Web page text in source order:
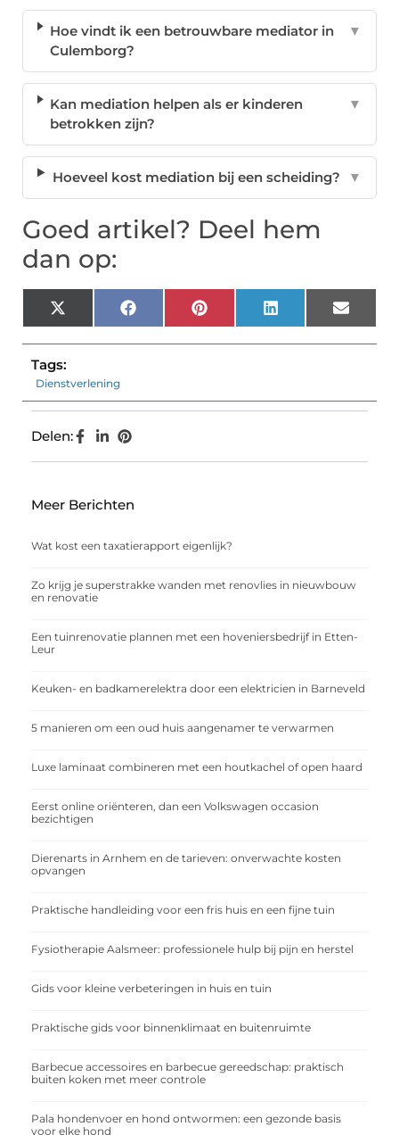
Hoe vindt ik een betrouwbare mediator in
Culemborg?
▼
Kan mediation helpen als er kinderen
betrokken zijn?
▼
Hoeveel kost mediation bij een scheiding? ▼
Goed artikel? Deel hem
dan op:
X
(Twitter)
FacebookPinterest LinkedIn Email
Tags:
Dienstverlening
Delen:
Meer Berichten
Wat kost een taxatierapport eigenlijk?
Zo krijg je superstrakke wanden met renovlies in nieuwbouw
en renovatie
Een tuinrenovatie plannen met een hoveniersbedrijf in Etten-
Leur
Keuken- en badkamerelektra door een elektricien in Barneveld
5 manieren om een oud huis aangenamer te verwarmen
Luxe laminaat combineren met een houtkachel of open haard
Eerst online oriënteren, dan een Volkswagen occasion
bezichtigen
Dierenarts in Arnhem en de tarieven: onverwachte kosten
opvangen
Praktische handleiding voor een fris huis en een fijne tuin
Fysiotherapie Aalsmeer: professionele hulp bij pijn en herstel
Gids voor kleine verbeteringen in huis en tuin
Praktische gids voor binnenklimaat en buitenruimte
Barbecue accessoires en barbecue gereedschap: praktisch
buiten koken met meer controle
Pala hondenvoer en hond ontwormen: een gezonde basis
voor elke hond